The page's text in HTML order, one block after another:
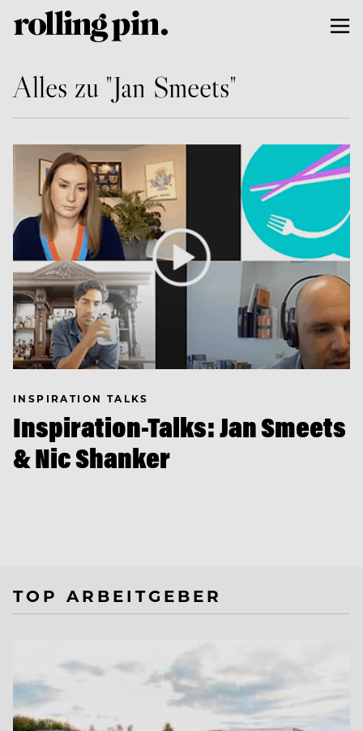
Alles zu "Jan Smeets"
INSPIRATION TALKS
Inspiration-Talks: Jan Smeets
& Nic Shanker
TOP ARBEITGEBER